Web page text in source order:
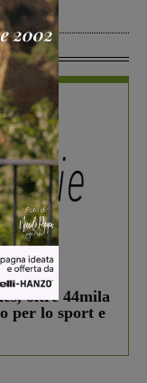
oltre 44mila
per lo sport e